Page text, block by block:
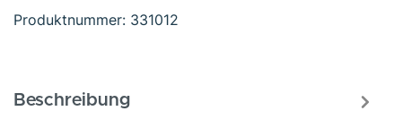
Produktnummer: 331012
Beschreibung